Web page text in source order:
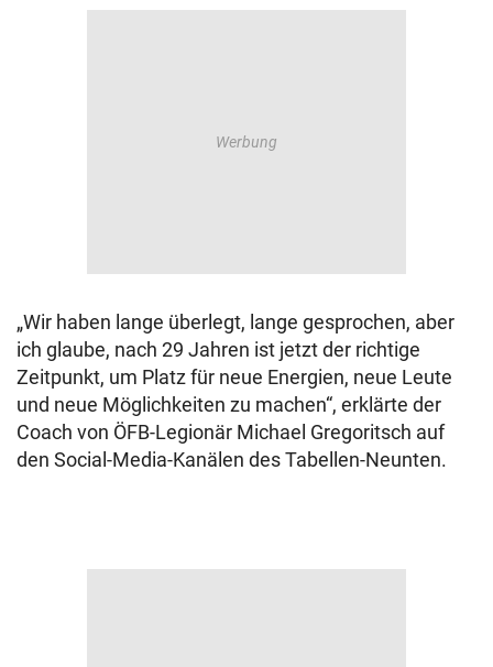
„Wir haben lange überlegt, lange gesprochen, aber
ich glaube, nach 29 Jahren ist jetzt der richtige
Zeitpunkt, um Platz für neue Energien, neue Leute
und neue Möglichkeiten zu machen“, erklärte der
Coach von ÖFB-Legionär Michael Gregoritsch auf
den Social-Media-Kanälen des Tabellen-Neunten.